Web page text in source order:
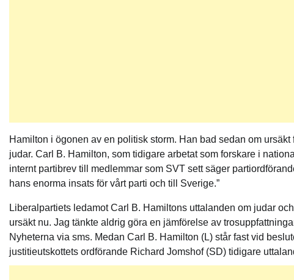
Hamilton i ögonen av en politisk storm. Han bad sedan om
judar. Carl B. Hamilton, som tidigare arbetat som forskare i
internt partibrev till medlemmar som SVT sett säger
hans enorma insats för vårt parti och till Sverige.”
Liberalpartiets ledamot Carl B. Hamiltons uttalanden om judar
ursäkt nu. Jag tänkte aldrig göra en jämförelse av
Nyheterna via sms. Medan Carl B. Hamilton (L) står fast vid
justitieutskottets ordförande Richard Jomshof (SD) tidigare